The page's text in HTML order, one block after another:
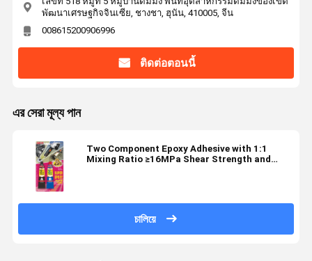
พัฒนาเศรษฐกิจจินเซีย, ชางชา, ฮุนัน, 410005, จีน
008615200906996
ติดต่อตอนนี้
এর সেরা মূল্য পান
Two Component Epoxy Adhesive with 1:1
Mixing Ratio ≥16MPa Shear Strength and
চালিয়ে